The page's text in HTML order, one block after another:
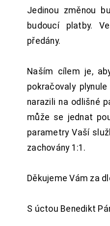
Jedinou změnou
budoucí platby.
předány.
Naším cílem je,
pokračovaly
narazili na odlišné
může se jednat
parametry Vaší
zachovány 1:1.
Děkujeme Vám za
S úctou Benedikt